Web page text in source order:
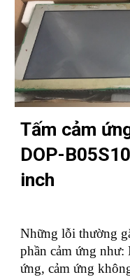
Tấm cảm
DOP-
inch
Những lỗi thường
phần cảm ứng như:
ứng, cảm ứng